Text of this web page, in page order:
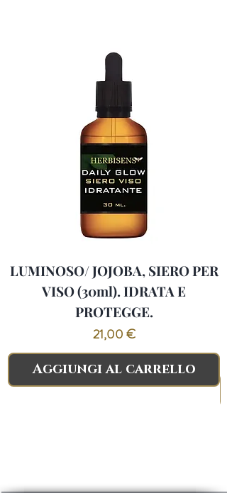
LUMINOSO/ JOJOBA, SIERO PER
VISO (30ml). IDRATA E
PROTEGGE.
Prezzo
21,00 €
Aggiungi al carrello